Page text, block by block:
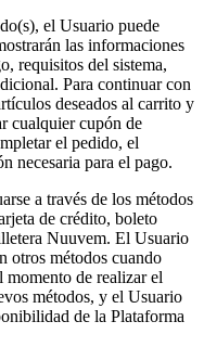
el Usuario puede
las informaciones
requisitos del sistema,
Para continuar con
deseados al carrito y
cualquier cupón de
el pedido, el
necesaria para el pago.
a través de los métodos
de crédito, boleto
Nuuvem. El Usuario
otros métodos cuando
de realizar el
métodos, y el Usuario
de la Plataforma